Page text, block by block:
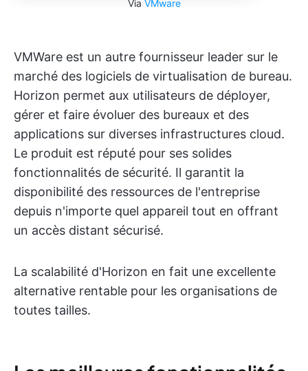
Via VMware
VMWare est un autre fournisseur leader sur le
marché des logiciels de virtualisation de bureau.
Horizon permet aux utilisateurs de déployer,
gérer et faire évoluer des bureaux et des
applications sur diverses infrastructures cloud.
Le produit est réputé pour ses solides
fonctionnalités de sécurité. Il garantit la
disponibilité des ressources de l'entreprise
depuis n'importe quel appareil tout en offrant
un accès distant sécurisé.
La scalabilité d'Horizon en fait une excellente
alternative rentable pour les organisations de
toutes tailles.